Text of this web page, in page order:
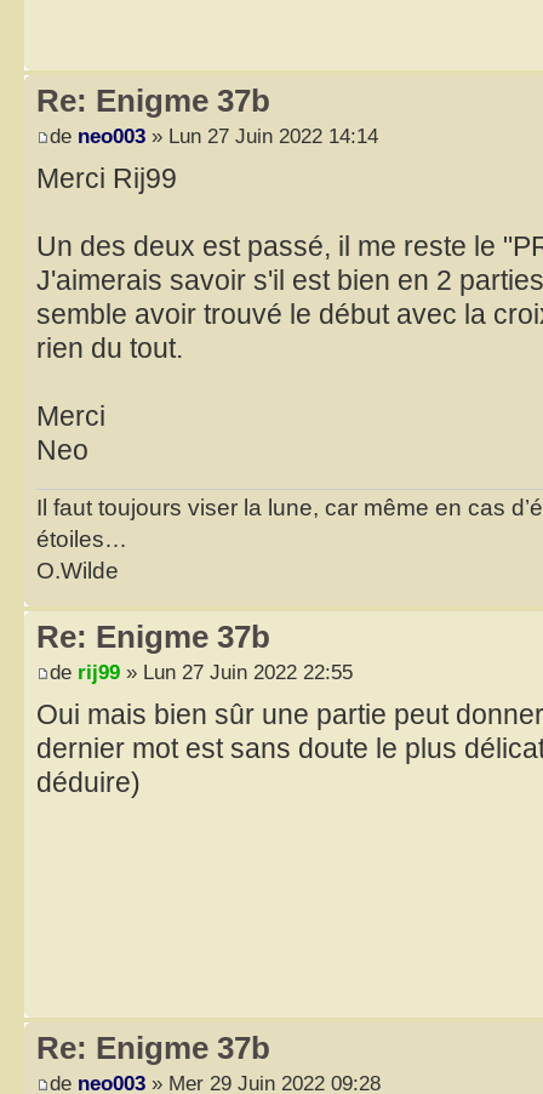
Re: Enigme 37b
de neo003 » Lun 27 Juin 2022 14:14
Merci Rij99
Un des deux est passé, il me reste le
J'aimerais savoir s'il est bien en 2
semble avoir trouvé le début avec la
rien du tout.
Merci
Neo
Il faut toujours viser la lune, car même en cas
étoiles…
O.Wilde
Re: Enigme 37b
de rij99 » Lun 27 Juin 2022 22:55
Oui mais bien sûr une partie peut
dernier mot est sans doute le plus
déduire)
Re: Enigme 37b
de neo003 » Mer 29 Juin 2022 09:28